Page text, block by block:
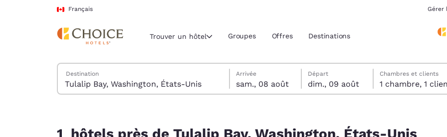
Passer à Contenu Principal
Français
Région et emplacement actuels
Gérer
Trouver un hôtel Groupes Offres Destinations
Trouver des hôtels
Destination
samedi 8 août
Arrivée
sam., 08 août
dimanche 9 août
Départ
dim., 09 août
Date de départ sélectionnée au dimanche 9 août
Date d’arrivée sélectionnée au samedi 8 août
Chambres et clients
1 chambre, 1
1 hôtels près de Tulalip Bay, Washington, États-Unis